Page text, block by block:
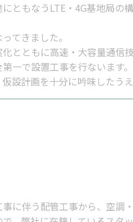
ともなうLTE・4G基地局
てきました。
とともに高速・大容量通信
一で設置工事を行ないます。
設計画を十分に吟味したう
に伴う配管工事から、空調